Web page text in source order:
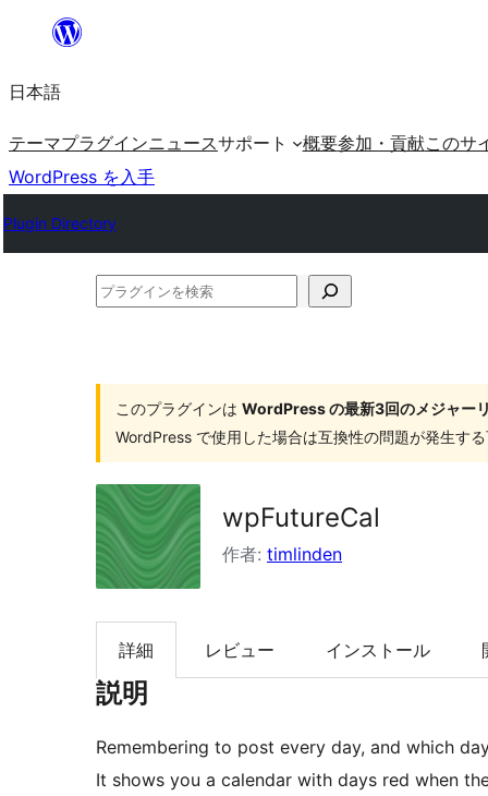
を
ッ
プ
日本語
テーマプラグインニュースサポート 概要参加・貢献このサ
WordPress を入手
Plugin Directory
プ
イ
検
索
このプラグインは WordPress の最新3回のメジャー
WordPress で使用した場合は互換性の問題が発生す
wpFutureCal
作者: timlinden
詳細 レビュー インストール
説明
Remembering to post every day, and which
It shows you a calendar with days red when